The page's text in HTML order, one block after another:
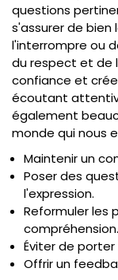
questions
s'assurer de
l'interrompre ou
du respect et de
confiance et
écoutant
également
monde qui nous
Maintenir un
Poser des
l'expression.
Reformuler les
compréhension.
Éviter de
Offrir un